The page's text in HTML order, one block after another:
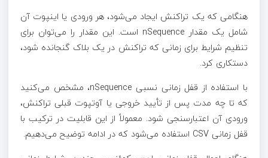
هنگامی که یک تراکنش ایجاد می‌شود، هر ورودی یا اینپوت آن
شامل یک مقدار nSequence است. این مقدار را می‌توان برای
تنظیم شرایط برای زمانی که تراکنش در یک بلاک گنجانده شود،
دستکاری کرد.
با استفاده از قفل زمانی نسبی nSequence، مشخص می‌کنید
که تا چه مدت پس از تأیید خروجی یا آوتپوت قبلی تراکنش،
ورودی آن اعتبارسنجی شود. معمولاً از این قابلیت در ترکیب با
قفل زمانی CSV استفاده می‌شود که در ادامه توضیح می‌دهیم.